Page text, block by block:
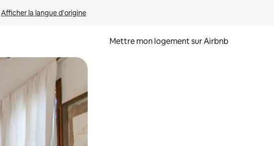
Afficher la langue d'origine
Mettre mon logement sur Airbnb